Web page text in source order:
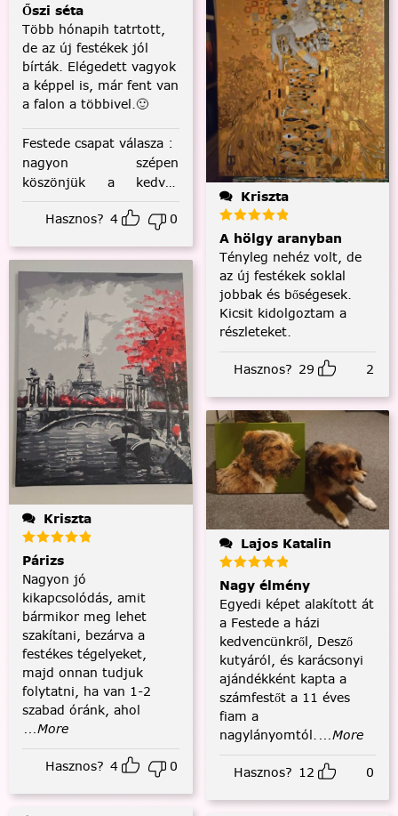
Őszi séta
Több hónapih tatrtott,
de az új festékek jól
bírták. Elégedett vagyok
a képpel is, már fent van
a falon a többivel.🙂
Festede csapat válasza :
nagyon szépen
köszönjük a kedves
visszajelzést! :)
Hasznos? 4 0
Kriszta
Párizs
Nagyon jó
kikapcsolódás, amit
bármikor meg lehet
szakítani, bezárva a
festékes tégelyeket,
majd onnan tudjuk
folytatni, ha van 1-2
szabad óránk, ahol
...More
Hasznos? 4 0
Kriszta
A hölgy aranyban
Tényleg nehéz volt, de
az új festékek soklal
jobbak és bőségesek.
Kicsit kidolgoztam a
részleteket.
Hasznos? 29 2
Lajos Katalin
Nagy élmény
Egyedi képet alakított át
a Festede a házi
kedvencünkről, Desző
kutyáról, és karácsonyi
ajándékként kapta a
számfestőt a 11 éves
fiam a
nagylányomtól. ...More
Hasznos? 12 0